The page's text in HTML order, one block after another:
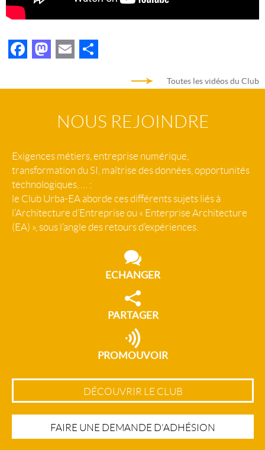
Facebook
Mastodon
Email
Toutes les vidéos du Club
NOUS REJOINDRE
Exigences métiers, entreprise numérique,
transformation du SI, maîtrise des données, opportunités
technologiques, … :
le Club Urba-EA aborde ces différents sujets liés à
l’Architecture d’Entreprise ou « Enterprise Architecture
(EA) », sous l’angle des retours d’expériences.
ECHANGER
PARTAGER
PROMOUVOIR
DÉCOUVRIR LE CLUB
FAIRE UNE DEMANDE D'ADHÉSION